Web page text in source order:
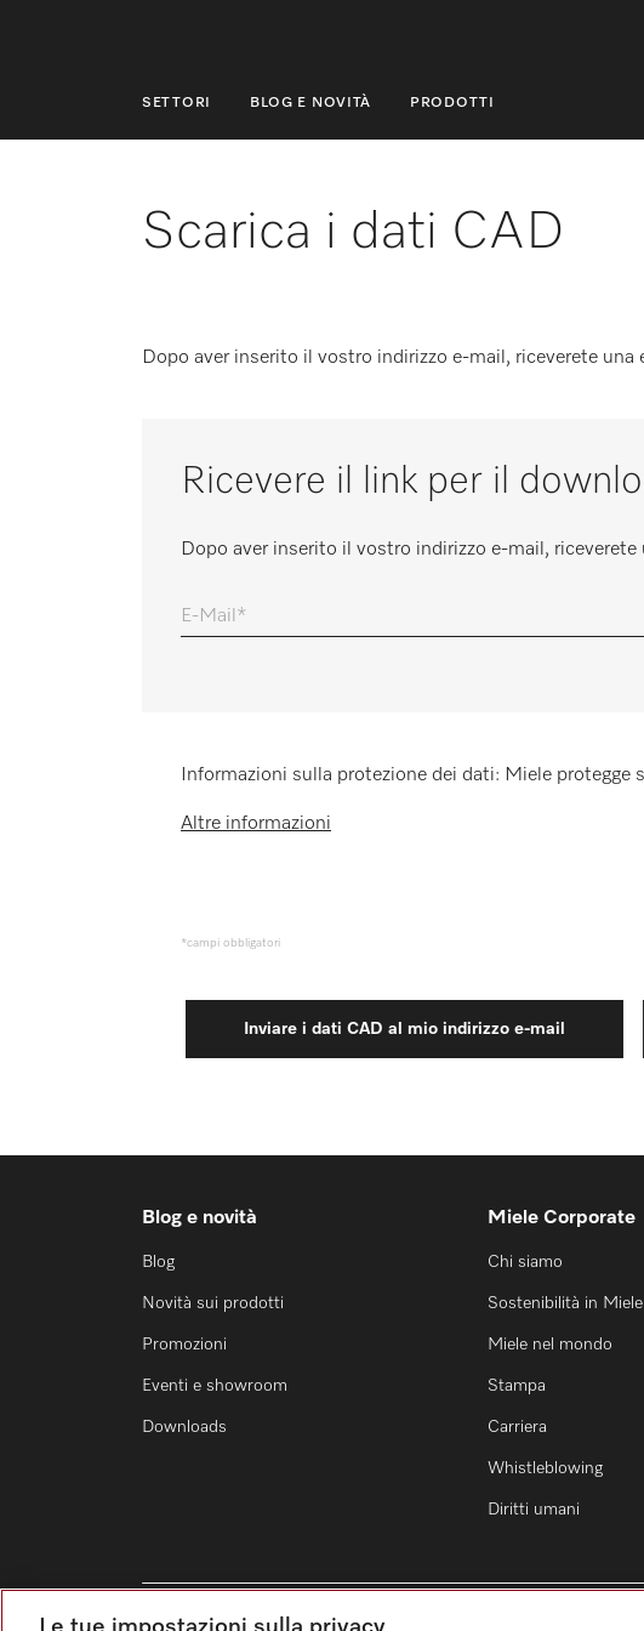
SETTORI BLOG E NOVITÀ PRODOTTI
SETTORI
ASSISTENZA E SUPPORTO
Scarica i dati CAD
Dopo aver inserito il vostro indirizzo e-mail, riceverete
Ricevere il link per il
Dopo aver inserito il vostro indirizzo e-mail,
E-Mail
Informazioni sulla protezione dei dati: Miele
Altre informazioni
*campi obbligatori
Blog e novità
Blog
Novità sui prodotti
Promozioni
Eventi e showroom
Downloads
Miele Corporate
Chi siamo
Sostenibilità in Miele
Miele nel mondo
Stampa
Carriera
Whistleblowing
Diritti umani